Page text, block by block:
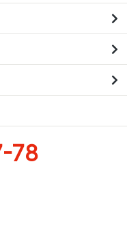
78